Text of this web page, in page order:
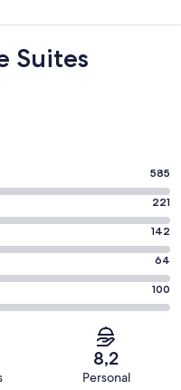
Suites
585
221
142
64
100
8,2
Personal